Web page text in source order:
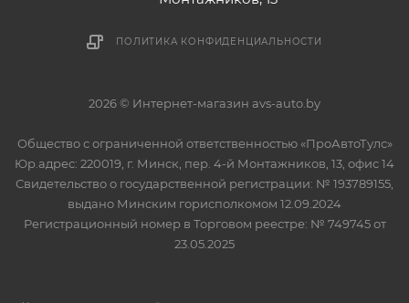
ПОЛИТИКА КОНФИДЕНЦИАЛЬНОСТИ
2026 © Интернет-магазин avs-auto.by
Общество с ограниченной ответственностью «ПроАвтоТулс»
Юр.адрес: 220019, г. Минск, пер. 4-й Монтажников, 13, офис 14
Свидетельство о государственной регистрации: № 193789155,
выдано Минским горисполкомом 12.09.2024
Регистрационный номер в Торговом реестре: № 749745 от
23.05.2025